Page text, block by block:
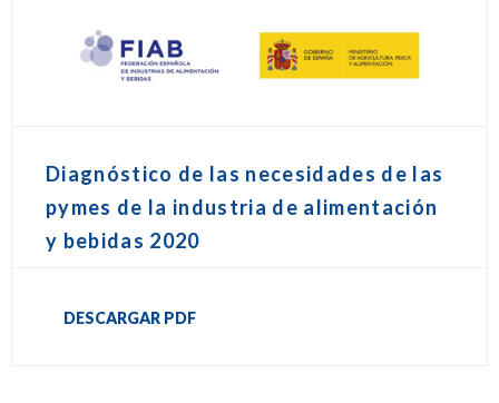
Diagnóstico de las necesidades de las
pymes de la industria de alimentación
y bebidas 2020
DESCARGAR PDF